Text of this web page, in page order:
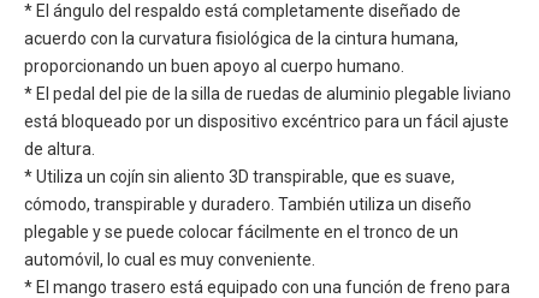
* El ángulo del respaldo está completamente diseñado de
acuerdo con la curvatura fisiológica de la cintura humana,
proporcionando un buen apoyo al cuerpo humano.
* El pedal del pie de la silla de ruedas de aluminio plegable liviano
está bloqueado por un dispositivo excéntrico para un fácil ajuste
de altura.
* Utiliza un cojín sin aliento 3D transpirable, que es suave,
cómodo, transpirable y duradero. También utiliza un diseño
plegable y se puede colocar fácilmente en el tronco de un
automóvil, lo cual es muy conveniente.
* El mango trasero está equipado con una función de freno para